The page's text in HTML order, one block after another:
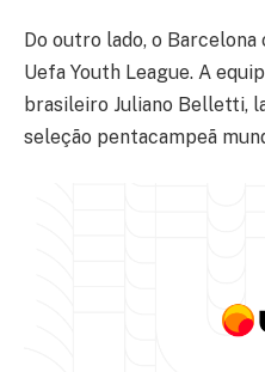
Do outro lado, o
Uefa Youth League. A
brasileiro Juliano Belletti,
seleção pentacampeã